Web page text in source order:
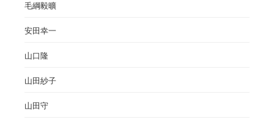
毛綱毅曠
安田幸一
山口隆
山田紗子
山田守